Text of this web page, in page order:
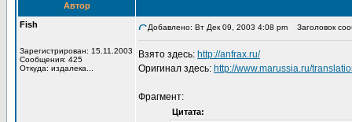
Автор
Fish
Зарегистрирован: 15.11.2003
Сообщения: 425
Откуда: издалека...
Добавлено: Вт Дек 09, 2003 4:08 pm Заголовок
Взято здесь: http://anfrax.ru/
Оригинал здесь: http://www.marussia.ru/
Фрагмент:
Цитата: